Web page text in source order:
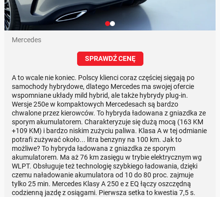
Mercedes
SPRAWDŹ CENĘ
A to wcale nie koniec. Polscy klienci coraz częściej sięgają po
samochody hybrydowe, dlatego Mercedes ma swojej ofercie
wspomniane układy mild hybrid, ale także hybrydy plug-in.
Wersje 250e w kompaktowych Mercedesach są bardzo
chwalone przez kierowców. To hybryda ładowana z gniazdka ze
sporym akumulatorem. Charakteryzuje się dużą mocą (163 KM
+109 KM) i bardzo niskim zużyciu paliwa. Klasa A w tej odmianie
potrafi zużywać około... litra benzyny na 100 km. Jak to
możliwe? To hybryda ładowana z gniazdka ze sporym
akumulatorem. Ma aż 76 km zasięgu w trybie elektrycznym wg
WLPT. Obsługuje też technologię szybkiego ładowania, dzięki
czemu naładowanie akumulatora od 10 do 80 proc. zajmuje
tylko 25 min. Mercedes Klasy A 250 e z EQ łączy oszczędną
codzienną jazdę z osiągami. Pierwsza setka to kwestia 7,5 s.